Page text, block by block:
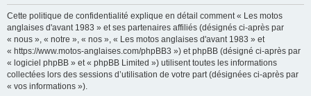
Cette politique de confidentialité explique en détail comment « Les motos
anglaises d'avant 1983 » et ses partenaires affiliés (désignés ci-après par
« nous », « notre », « nos », « Les motos anglaises d'avant 1983 » et
« https://www.motos-anglaises.com/phpBB3 ») et phpBB (désigné ci-après par
« logiciel phpBB » et « phpBB Limited ») utilisent toutes les informations
collectées lors des sessions d’utilisation de votre part (désignées ci-après par
« vos informations »).